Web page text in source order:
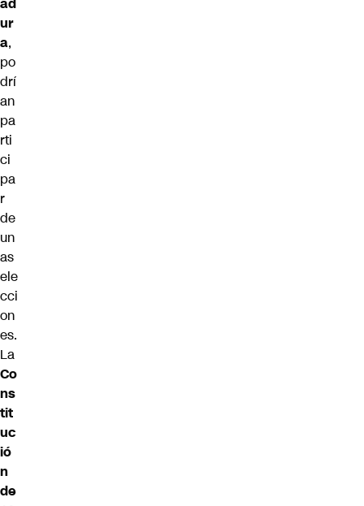
ur
a,
po
drí
an
pa
rti
ci
pa
r
de
un
as
ele
cci
on
es.
La
Co
ns
tit
uc
ió
n
de